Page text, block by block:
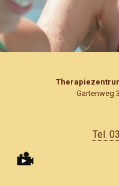
Gartenweg
Tel.